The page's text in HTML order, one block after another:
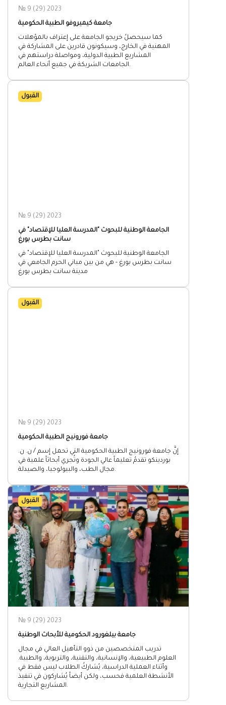
№ 9 (29) 2023
جامعة كيميروفو الطبية الحكومية
كما سيحصلُ خريجو الجامعة على إعتراف بالمؤهلات
المهنية في الخارج، وسيكونون قادرين على المشاركة في
المشاريع الطبية الدولية، ومواصلة دراستهم في
الجامعات الشريكة في جميع أنحاء العالم.
القبول
№ 9 (29) 2023
الجامعة الوطنية للبحوث "المدرسة العليا للإقتصاد" في
سانت بطرس بورغ
الجامعة الوطنية للبحوث "المدرسة العليا للإقتصاد" في
سانت بطرس بورغ - هي من بين مباني الحرم الجامعي في
مدينة سانت بطرس بورغ
القبول
№ 9 (29) 2023
جامعة فورونيج الطبية الحكومية
إنَّ جامعة فورونيج الطبية الحكومية التي تحمل إسم / ن. ن.
بوردينكو تقدمُ تعليماً عالي الجودة وتُجري أبحاثاً علمية في
مجال الطب، والبيولوجيا، والصيدلة.
القبول
№ 9 (29) 2023
جامعة بيلغورود الحكومية للأبحاث الوطنية
تدريب المتخصصين من ذوو التأهيل العالي في مجال
العلوم الطبيعية، والإنسانية، والتقنية، والتربوية، والطبية.
وأثناء العملية الدراسية، يُشاركُ الطلاب ليس فقط في
الأنشطة العلمية فحسب، ولكن أيضاً يُشاركون في تنفيذ
المشاريع التجارية.